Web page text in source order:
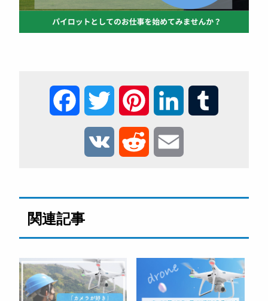
a
b
o
w
r e
d
i
a
l
関連記事